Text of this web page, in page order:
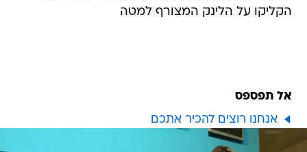
הקליקו על הלינק המצורף למטה
אל תפספס
אנחנו רוצים להכיר אתכם